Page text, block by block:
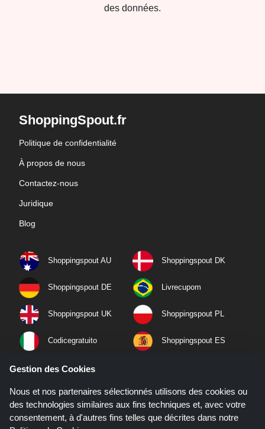
des données.
ShoppingSpout.fr
Politique de confidentialité
À propos de nous
Contactez-nous
Juridique
Blog
Shoppingspout AU Shoppingspout DK
Shoppingspout DE Livrecupom
Shoppingspout UK Shoppingspout PL
Codicegratuito Shoppingspout ES
Shoppingspout NL
Shoppingspout PT Shoppingspout NO
Gestion des Cookies
Nous et nos partenaires sélectionnés utilisons des cookies ou
des technologies similaires aux fins techniques et, avec votre
consentement, à d'autres fins telles que décrites dans notre